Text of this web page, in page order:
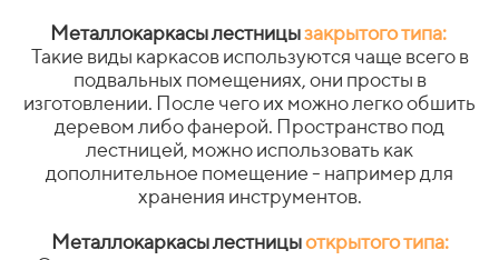
Металлокаркасы лестницызакрытого типа:
Такие виды каркасов используются чаще всего в
подвальных помещениях, они просты в
изготовлении. После чего их можно легко обшить
деревом либо фанерой. Пространство под
лестницей, можно использовать как
дополнительное помещение - например для
хранения инструментов.
Металлокаркасы лестницыоткрытого типа: